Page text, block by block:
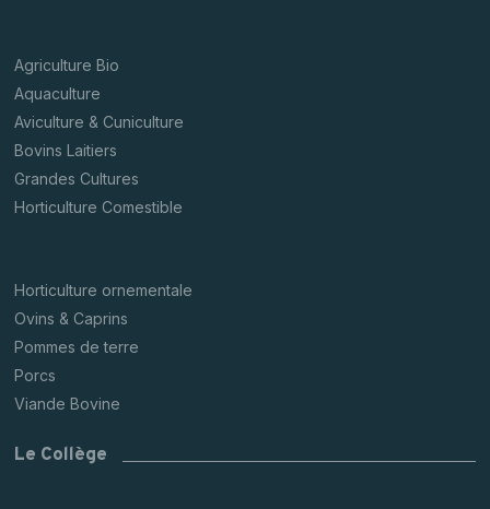
Agriculture Bio
Aquaculture
Aviculture & Cuniculture
Bovins Laitiers
Grandes Cultures
Horticulture Comestible
Horticulture ornementale
Ovins & Caprins
Pommes de terre
Porcs
Viande Bovine
Le Collège